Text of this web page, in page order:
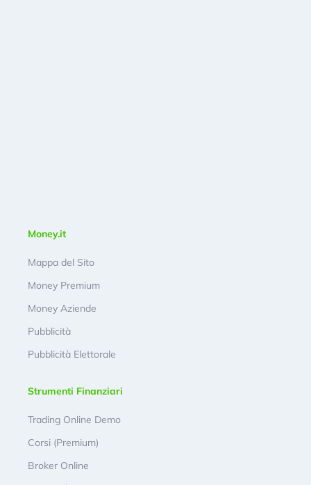
Money.it
Mappa del Sito
Money Premium
Money Aziende
Pubblicità
Pubblicità Elettorale
Strumenti Finanziari
Trading Online Demo
Corsi (Premium)
Broker Online